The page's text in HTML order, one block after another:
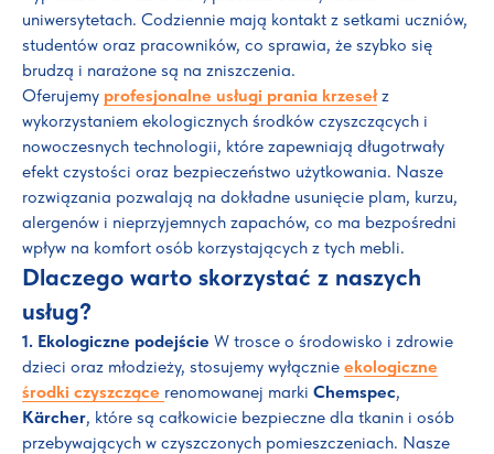
uniwersytetach. Codziennie mają kontakt z setkami uczniów,
studentów oraz pracowników, co sprawia, że szybko się
brudzą i narażone są na zniszczenia.
Oferujemy profesjonalne usługi prania krzesełz
wykorzystaniem ekologicznych środków czyszczących i
nowoczesnych technologii, które zapewniają długotrwały
efekt czystości oraz bezpieczeństwo użytkowania. Nasze
rozwiązania pozwalają na dokładne usunięcie plam, kurzu,
alergenów i nieprzyjemnych zapachów, co ma bezpośredni
wpływ na komfort osób korzystających z tych mebli.
Dlaczego warto skorzystać z naszych
usług?
1. Ekologiczne podejście W trosce o środowisko i zdrowie
dzieci oraz młodzieży, stosujemy wyłącznie ekologiczne
środki czyszczące renomowanej marki Chemspec,
Kärcher, które są całkowicie bezpieczne dla tkanin i osób
przebywających w czyszczonych pomieszczeniach. Nasze